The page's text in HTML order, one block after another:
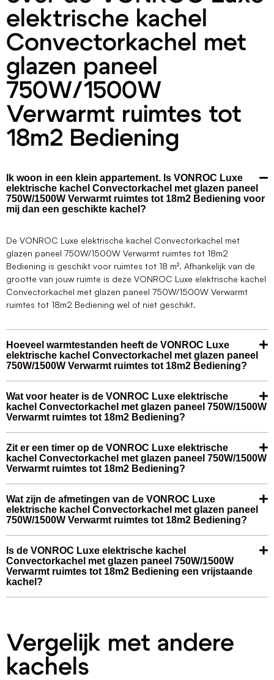
elektrische kachel
Convectorkachel met
glazen paneel
750W/1500W
Verwarmt ruimtes tot
18m2 Bediening
Ik woon in een klein appartement. Is VONROC Luxe
elektrische kachel Convectorkachel met glazen paneel
750W/1500W Verwarmt ruimtes tot 18m2 Bediening voor
mij dan een geschikte kachel?
De VONROC Luxe elektrische kachel Convectorkachel met
glazen paneel 750W/1500W Verwarmt ruimtes tot 18m2
Bediening is geschikt voor ruimtes tot 18 m². Afhankelijk van de
grootte van jouw ruimte is deze VONROC Luxe elektrische kachel
Convectorkachel met glazen paneel 750W/1500W Verwarmt
ruimtes tot 18m2 Bediening wel of niet geschikt.
Hoeveel warmtestanden heeft de VONROC Luxe
elektrische kachel Convectorkachel met glazen paneel
750W/1500W Verwarmt ruimtes tot 18m2 Bediening?
Wat voor heater is de VONROC Luxe elektrische
kachel Convectorkachel met glazen paneel 750W/1500W
Verwarmt ruimtes tot 18m2 Bediening?
Zit er een timer op de VONROC Luxe elektrische
kachel Convectorkachel met glazen paneel 750W/1500W
Verwarmt ruimtes tot 18m2 Bediening?
Wat zijn de afmetingen van de VONROC Luxe
elektrische kachel Convectorkachel met glazen paneel
750W/1500W Verwarmt ruimtes tot 18m2 Bediening?
Is de VONROC Luxe elektrische kachel
Convectorkachel met glazen paneel 750W/1500W
Verwarmt ruimtes tot 18m2 Bediening een vrijstaande
kachel?
Vergelijk met andere
kachels